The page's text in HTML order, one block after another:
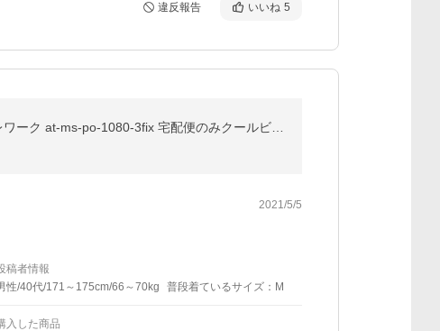
違反報告 いいね 5
2021/5/5
稿者情報
性/40代/171～175cm/66～70kg
普段着ているサイズ：M
入した商品